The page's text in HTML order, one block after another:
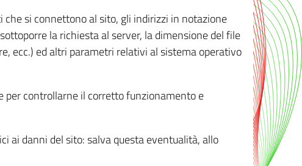
si connettono al sito, gli indirizzi in notazione
la richiesta al server, la dimensione del file
ecc.) ed altri parametri relativi al sistema operativo
per controllarne il corretto funzionamento e
ai danni del sito: salva questa eventualità, allo